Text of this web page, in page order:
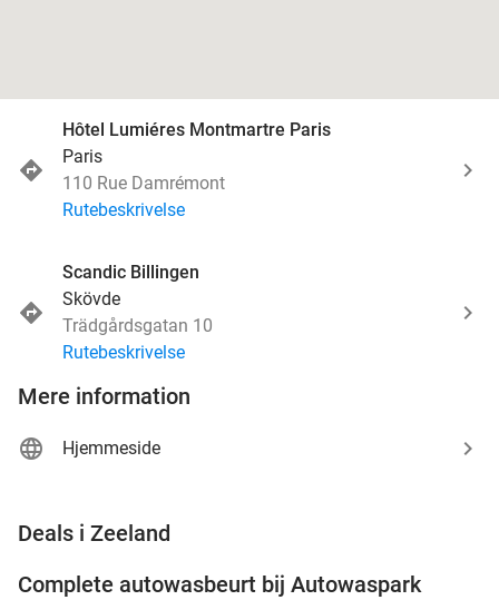
Hôtel Lumiéres Montmartre Paris
Paris
110 Rue Damrémont
Rutebeskrivelse
Scandic Billingen
Skövde
Trädgårdsgatan 10
Rutebeskrivelse
Mere information
Hjemmeside
Deals i Zeeland
Complete autowasbeurt bij Autowaspark